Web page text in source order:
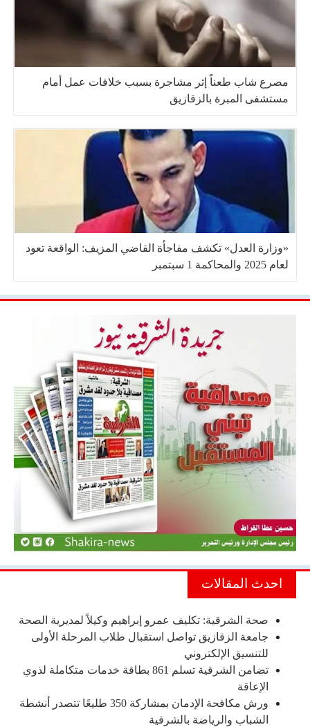
مصرع شاب طعناً إثر مشاجرة بسبب خلافات عمل أمام
مستشفى المبرة بالزقازيق
«وزارة العدل» تكشف مفاجأة القاضي المزيف: الواقعة تعود
لعام 2025 والمحاكمة 1 سبتمبر
احدث المقالات
صحة الشرقية: تكليف عمرو إبراهيم وكيلاً لمديرية الصحة
جامعة الزقازيق تواصل استقبال طلاب المرحلة الأولى
للتنسيق الإلكتروني
تضامن الشرقية تسلم 861 بطاقة خدمات متكاملة لذوي
الإعاقة
ورش مكافحة الإدمان بمشاركة 350 طليعًا تتصدر أنشطة
الشباب والرياضة بالشرقية